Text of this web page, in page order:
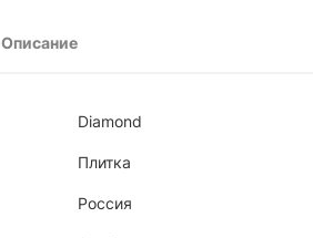
Описание
Diamond
Плитка
Россия